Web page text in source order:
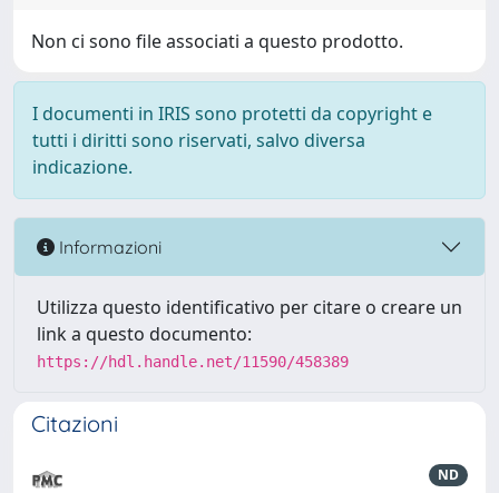
Non ci sono file associati a questo prodotto.
I documenti in IRIS sono protetti da copyright e
tutti i diritti sono riservati, salvo diversa
indicazione.
Informazioni
Utilizza questo identificativo per citare o creare un
link a questo documento:
https://hdl.handle.net/11590/458389
Citazioni
ND